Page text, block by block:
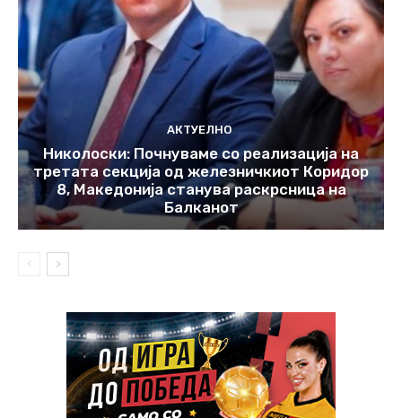
АКТУЕЛНО
Николоски: Почнуваме со реализација на
третата секција од железничкиот Коридор
8, Македонија станува раскрсница на
Балканот